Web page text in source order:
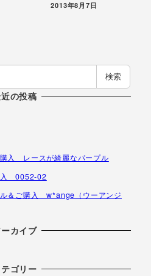
投稿日
2013年8月7日
検索
の投稿
入 レースが綺麗なパープル
入 0052-02
＆ご購入 w*ange（ウーアンジ
カイブ
ゴリー